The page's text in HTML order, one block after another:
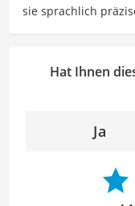
sie sprachlich
beschäftige ich
und
Der Fahrrad-
besonders
Hat Ihnen
Ja